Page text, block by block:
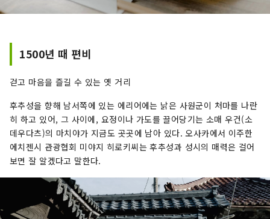
1500년 때 편비
걷고 마음을 즐길 수 있는 옛 거리
후추성을 향해 남서쪽에 있는 에리어에는 낡은 사원군이 처마를 나란
히 하고 있어, 그 사이에, 요정이나 가도를 끌어당기는 소매 우건(소
데우다츠)의 마치야가 지금도 곳곳에 남아 있다. 오사카에서 이주한
에치젠시 관광협회 미야지 히로키씨는 후추성과 성시의 매력은 걸어
보면 잘 알겠다고 말한다.